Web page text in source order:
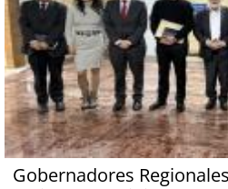
Gobernadores